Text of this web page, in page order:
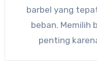
barbel yang
beban. Memilih
penting